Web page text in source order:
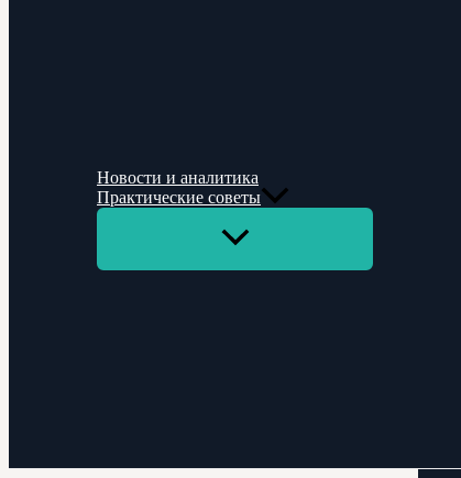
Новости и аналитика
Практические советы
Переключатель